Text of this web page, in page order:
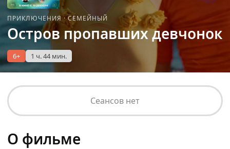
ПРИКЛЮЧЕНИЯ·СЕМЕЙНЫЙ
Остров пропавших девчонок
6+ 1 ч. 44 мин.
Сеансов нет
О фильме